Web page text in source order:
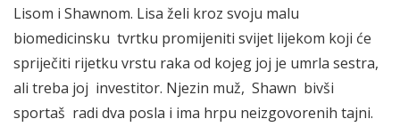
Lisom i Shawnom. Lisa želi kroz svoju malu
biomedicinsku tvrtku promijeniti svijet lijekom koji će
spriječiti rijetku vrstu raka od kojeg joj je umrla sestra,
ali treba joj investitor. Njezin muž, Shawn bivši
sportaš radi dva posla i ima hrpu neizgovorenih tajni.